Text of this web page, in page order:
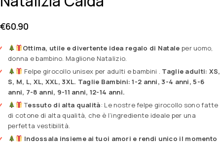
€60.90
Ottima, utile e divertente idea regalo di Natale per uomo,
donna e bambino. Maglione Natalizio.
Felpe girocollo unisex per adulti e bambini . Taglie adulti: XS,
S, M, L, XL, XXL, 3XL. Taglie Bambini: 1-2 anni, 3-4 anni, 5-6
anni, 7-8 anni, 9-11 anni, 12-14 anni.
Tessuto di alta qualità: Le nostre felpe girocollo sono fatte
di cotone di alta qualità, che è l’ingrediente ideale per una
perfetta vestibilità.
Indossala insieme ai tuoi amori e rendi unico il momento